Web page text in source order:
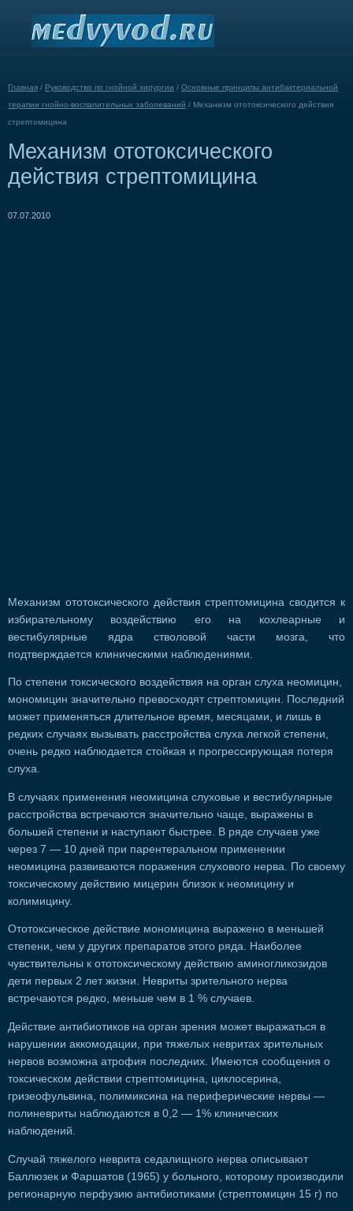
Главная / Руководство по гнойной хирургии / Основные принципы антибактериальной
терапии гнойно-воспалительных заболеваний / Механизм ототоксического действия
стрептомицина
Механизм ототоксического
действия стрептомицина
07.07.2010
Механизм ототоксического действия стрептомицина сводится к
избирательному воздействию его на кохлеарные и
вестибулярные ядра стволовой части мозга, что
подтверждается клиническими наблюдениями.
По степени токсического воздействия на орган слуха неомицин,
мономицин значительно превосходят стрептомицин. Последний
может применяться длительное время, месяцами, и лишь в
редких случаях вызывать расстройства слуха легкой степени,
очень редко наблюдается стойкая и прогрессирующая потеря
слуха.
В случаях применения неомицина слуховые и вестибулярные
расстройства встречаются значительно чаще, выражены в
большей степени и наступают быстрее. В ряде случаев уже
через 7 — 10 дней при парентеральном применении
неомицина развиваются поражения слухового нерва. По своему
токсическому действию мицерин близок к неомицину и
колимицину.
Ототоксическое действие мономицина выражено в меньшей
степени, чем у других препаратов этого ряда. Наиболее
чувствительны к ототоксическому действию аминогликозидов
дети первых 2 лет жизни. Невриты зрительного нерва
встречаются редко, меньше чем в 1 % случаев.
Действие антибиотиков на орган зрения может выражаться в
нарушении аккомодации, при тяжелых невритах зрительных
нервов возможна атрофия последних. Имеются сообщения о
токсическом действии стрептомицина, циклосерина,
гризеофульвина, полимиксина на периферические нервы —
полиневриты наблюдаются в 0,2 — 1% клинических
наблюдений.
Случай тяжелого неврита седалищного нерва описывают
Баллюзек и Фаршатов (1965) у больного, которому производили
регионарную перфузию антибиотиками (стрептомицин 15 г) по